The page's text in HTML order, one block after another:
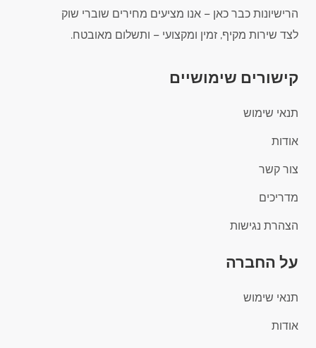
הרישיונות כבר כאן – אנו מציעים מחירים שוברי שוק
לצד שירות מקיף, זמין ומקצועי – ותשלום מאובטח.
קישורים שימושיים
תנאי שימוש
אודות
צור קשר
מדריכים
הצהרת נגישות
על החברה
תנאי שימוש
אודות